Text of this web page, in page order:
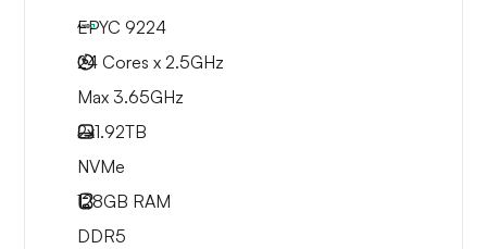
EPYC 9224
24 Cores x 2.5GHz
Max 3.65GHz
2x1.92TB
NVMe
128GB RAM
DDR5